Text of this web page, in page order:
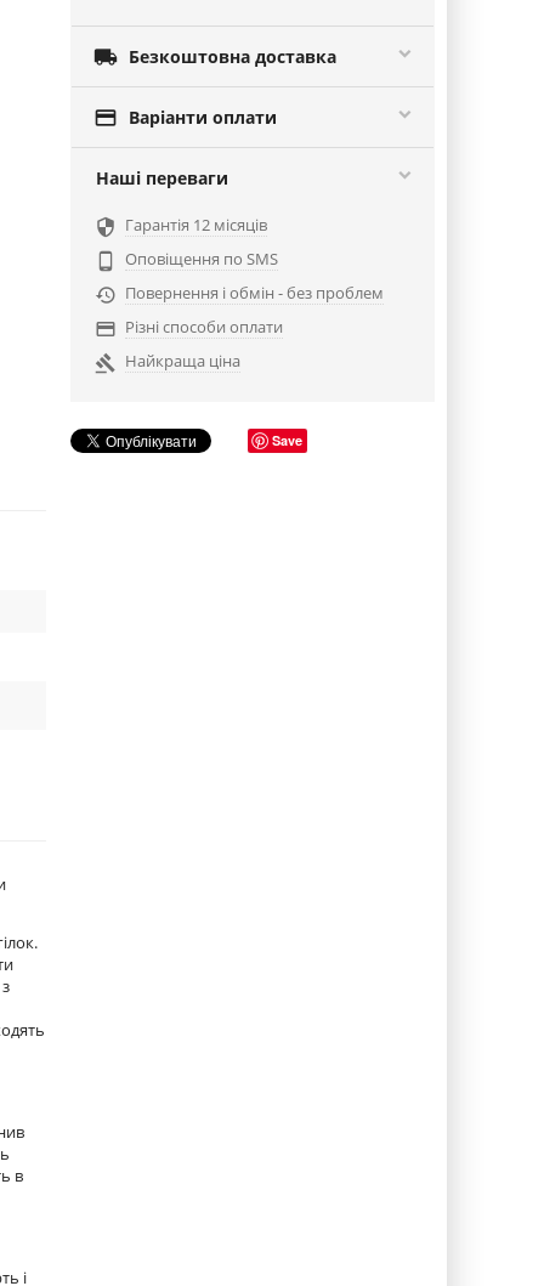
 Безкоштовна доставка
 Варіанти оплати
Наші переваги
 Гарантія 12 місяців

Оповіщення по SMS
 Повернення і обмін - без проблем
 Різні способи оплати
 Найкраща ціна
Save
в
і